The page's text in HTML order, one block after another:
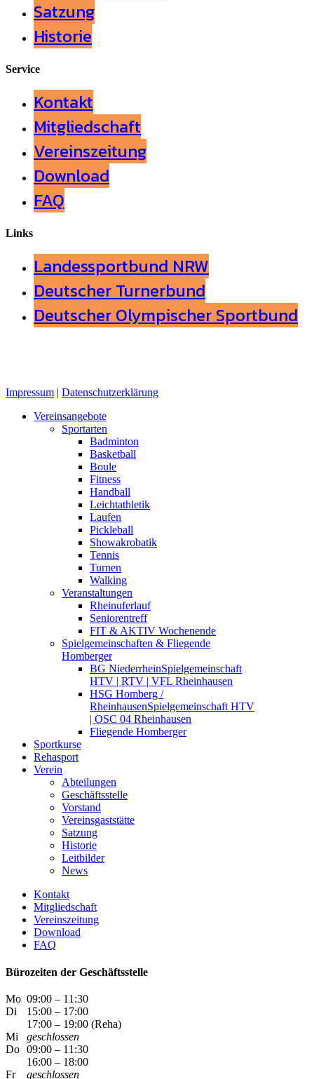
Satzung
Historie
Service
Kontakt
Mitgliedschaft
Vereinszeitung
Download
FAQ
Links
Landessportbund NRW
Deutscher Turnerbund
Deutscher Olympischer Sportbund
Impressum | Datenschutzerklärung
Close
Vereinsangebote
Sportarten
Badminton
Basketball
Boule
Fitness
Handball
Leichtathletik
Laufen
Pickleball
Showakrobatik
Tennis
Turnen
Walking
Veranstaltungen
Rheinuferlauf
Seniorentreff
FIT & AKTIV Wochenende
Spielgemeinschaften & Fliegende
Homberger
BG NiederrheinSpielgemeinschaft
HTV | RTV | VFL Rheinhausen
HSG Homberg /
RheinhausenSpielgemeinschaft HTV
| OSC 04 Rheinhausen
Fliegende Homberger
Sportkurse
Rehasport
Verein
Abteilungen
Geschäftsstelle
Vorstand
Vereinsgaststätte
Satzung
Historie
Leitbilder
News
Kontakt
Mitgliedschaft
Vereinszeitung
Download
FAQ
Bürozeiten der Geschäftsstelle
Mo 09:00 – 11:30
Di
15:00 – 17:00
17:00 – 19:00 (Reha)
Mi
geschlossen
Do 09:00 – 11:30
16:00 – 18:00
Fr
geschlossen